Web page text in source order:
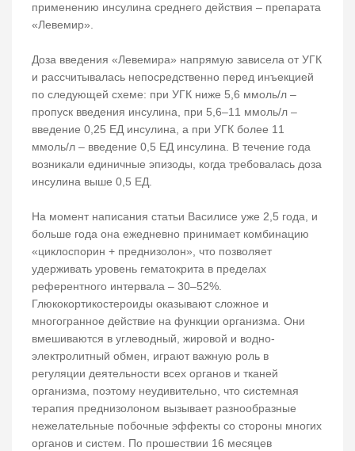
применению инсулина среднего действия – препарата
«Левемир».
Доза введения «Левемира» напрямую зависела от УГК
и рассчитывалась непосредственно перед инъекцией
по следующей схеме: при УГК ниже 5,6 ммоль/л –
пропуск введения инсулина, при 5,6–11 ммоль/л –
введение 0,25 ЕД инсулина, а при УГК более 11
ммоль/л – введение 0,5 ЕД инсулина. В течение года
возникали единичные эпизоды, когда требовалась доза
инсулина выше 0,5 ЕД.
На момент написания статьи Василисе уже 2,5 года, и
больше года она ежедневно принимает комбинацию
«циклоспорин + преднизолон», что позволяет
удерживать уровень гематокрита в пределах
референтного интервала – 30–52%.
Глюкокортикостероиды оказывают сложное и
многогранное действие на функции организма. Они
вмешиваются в углеводный, жировой и водно-
электролитный обмен, играют важную роль в
регуляции деятельности всех органов и тканей
организма, поэтому неудивительно, что системная
терапия преднизолоном вызывает разнообразные
нежелательные побочные эффекты со стороны многих
органов и систем. По прошествии 16 месяцев